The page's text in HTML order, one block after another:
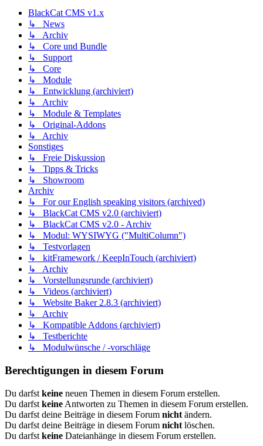
BlackCat CMS v1.x
↳ News
↳ Archiv
↳ Core und Bundle
↳ Support
↳ Core
↳ Module
↳ Entwicklung (archiviert)
↳ Archiv
↳ Module & Templates
↳ Original-Addons
↳ Archiv
Sonstiges
↳ Freie Diskussion
↳ Tipps & Tricks
↳ Showroom
Archiv
↳ For our English speaking visitors (archived)
↳ BlackCat CMS v2.0 (archiviert)
↳ BlackCat CMS v2.0 - Archiv
↳ Modul: WYSIWYG ("MultiColumn")
↳ Testvorlagen
↳ kitFramework / KeepInTouch (archiviert)
↳ Archiv
↳ Vorstellungsrunde (archiviert)
↳ Videos (archiviert)
↳ Website Baker 2.8.3 (archiviert)
↳ Archiv
↳ Kompatible Addons (archiviert)
↳ Testberichte
↳ Modulwünsche / -vorschläge
Berechtigungen in diesem Forum
Du darfst keine neuen Themen in diesem Forum erstellen.
Du darfst keine Antworten zu Themen in diesem Forum erstellen.
Du darfst deine Beiträge in diesem Forum nicht ändern.
Du darfst deine Beiträge in diesem Forum nicht löschen.
Du darfst keine Dateianhänge in diesem Forum erstellen.